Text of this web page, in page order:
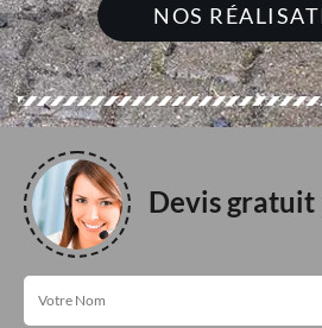
NOS
Devis gratuit